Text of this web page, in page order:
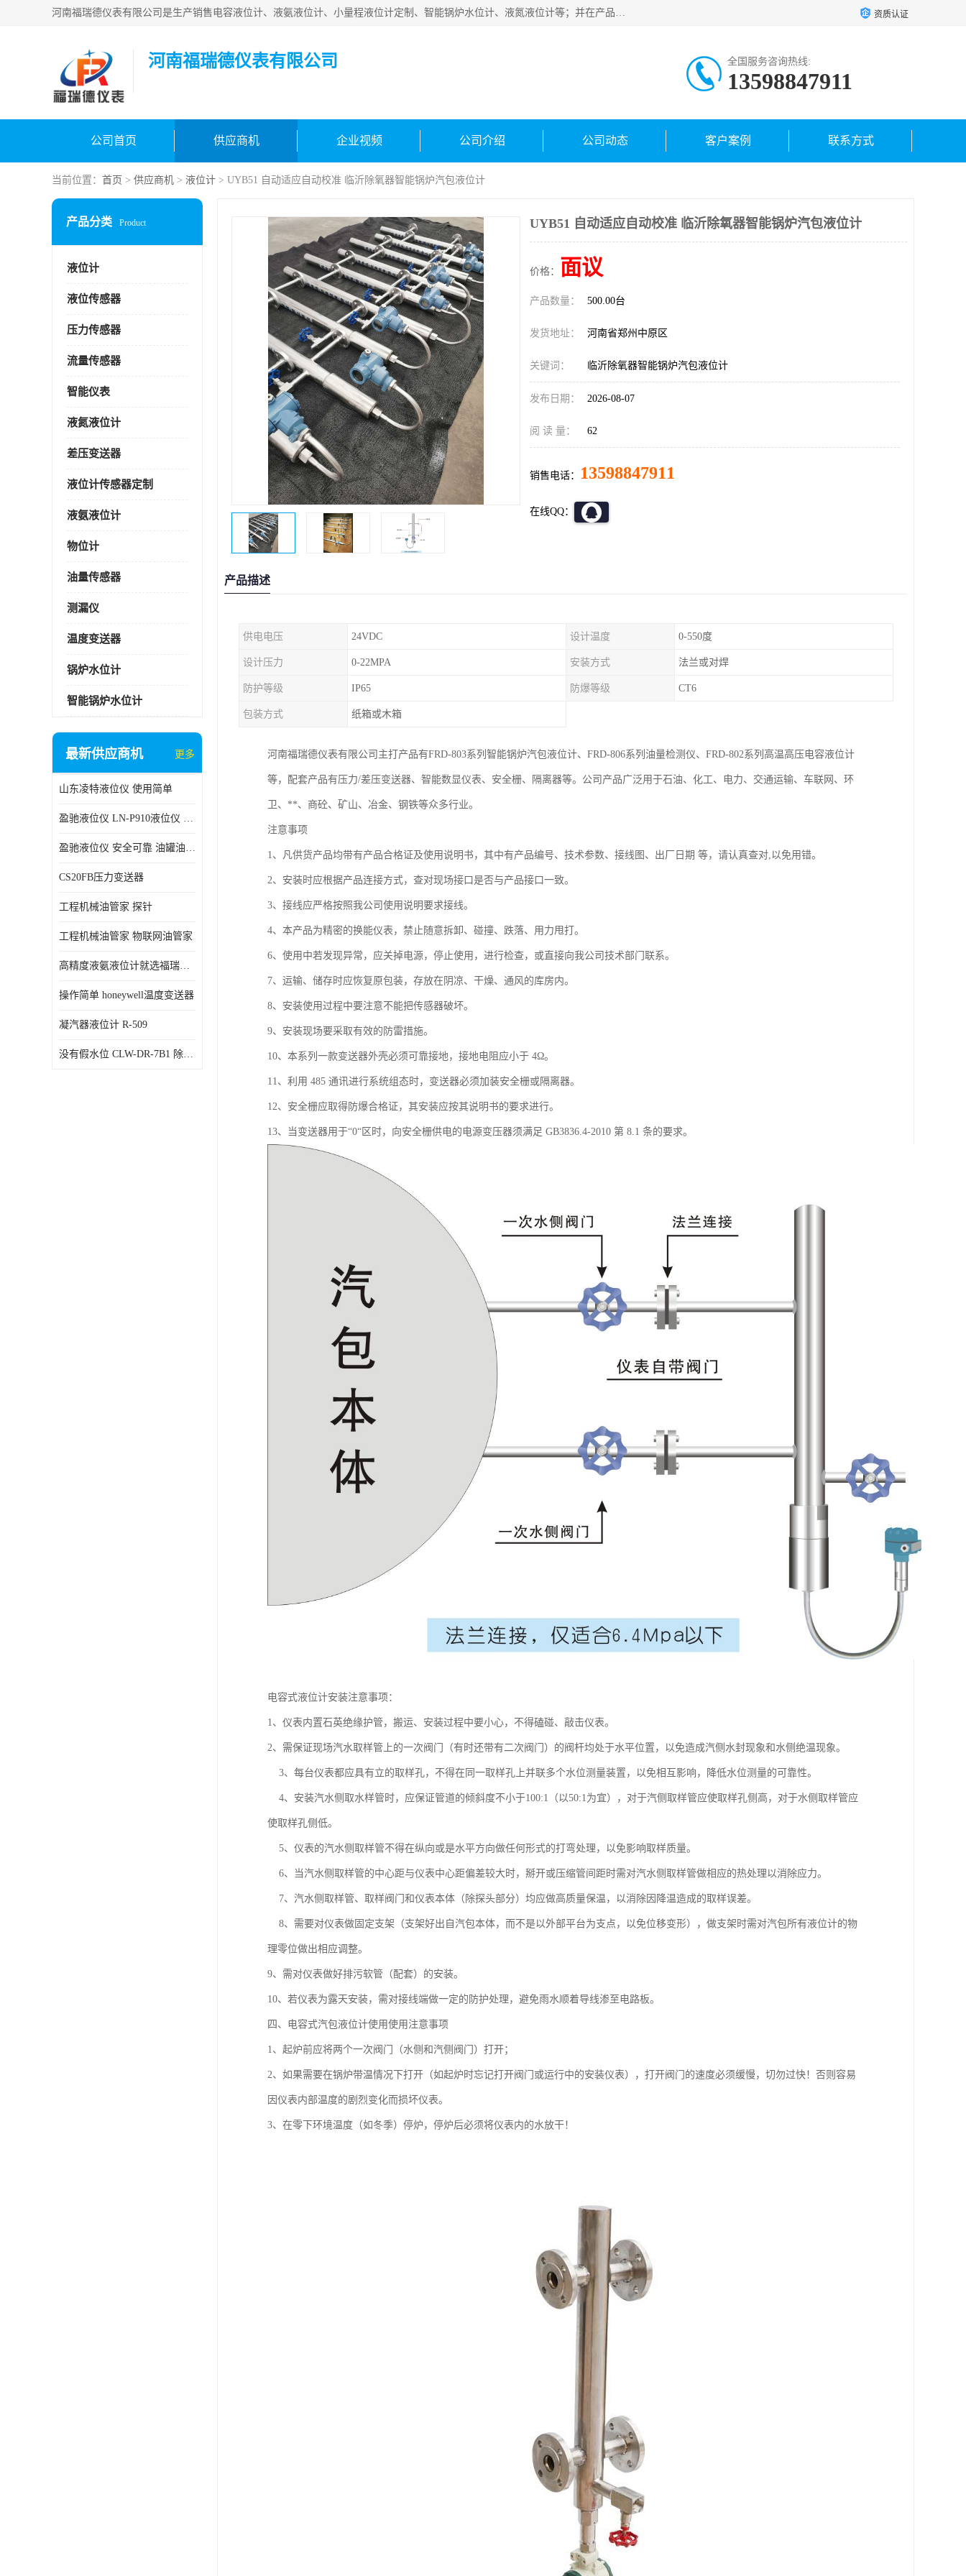
河南福瑞德仪表有限公司是生产销售电容液位计、液氨液位计、小量程液位计定制、智能锅炉水位计、液氮液位计等；并在产品开发、研制的过程中，吸取国内外仪器仪表的技术精华，建立了一支高、精、尖的科研开发队伍，使产品性能不断升级。 资质认证
河南福瑞德仪表有限公司 全国服务咨询热线:
13598847911
公司首页 供应商机 企业视频 公司介绍 公司动态 客户案例 联系方式
当前位置： 首页 > 供应商机 > 液位计 > UYB51 自动适应自动校准 临沂除氧器智能锅炉汽包液位计
产品分类 Product
液位计
液位传感器
压力传感器
流量传感器
智能仪表
液氮液位计
差压变送器
液位计传感器定制
液氨液位计
物位计
油量传感器
测漏仪
温度变送器
锅炉水位计
智能锅炉水位计
最新供应商机 更多
山东凌特液位仪 使用简单
盈驰液位仪 LN-P910液位仪 安全可靠
盈驰液位仪 安全可靠 油罐油位检测
CS20FB压力变送器
工程机械油管家 探针
工程机械油管家 物联网油管家
高精度液氨液位计就选福瑞德仪表
操作简单 honeywell温度变送器
凝汽器液位计 R-509
没有假水位 CLW-DR-7B1 除氧器水位测量
UYB51 自动适应自动校准 临沂除氧器智能锅炉汽包液位计
价格： 面议
产品数量： 500.00台
发货地址： 河南省郑州中原区
关键词： 临沂除氧器智能锅炉汽包液位计
发布日期： 2026-08-07
阅 读 量： 62
销售电话： 13598847911
在线QQ：
产品描述
供电电压 24VDC 设计温度 0-550度
设计压力 0-22MPA 安装方式 法兰或对焊
防护等级 IP65 防爆等级 CT6
包装方式 纸箱或木箱
河南福瑞德仪表有限公司主打产品有FRD-803系列智能锅炉汽包液位计、FRD-806系列油量检测仪、FRD-802系列高温高压电容液位计
等，配套产品有压力/差压变送器、智能数显仪表、安全栅、隔离器等。公司产品广泛用于石油、化工、电力、交通运输、车联网、环
卫、**、商砼、矿山、冶金、钢铁等众多行业。
注意事项
1、凡供货产品均带有产品合格证及使用说明书，其中有产品编号、技术参数、接线图、出厂日期 等，请认真查对,以免用错。
2、安装时应根据产品连接方式，查对现场接口是否与产品接口一致。
3、接线应严格按照我公司使用说明要求接线。
4、本产品为精密的换能仪表，禁止随意拆卸、碰撞、跌落、用力甩打。
6、使用中若发现异常，应关掉电源，停止使用，进行检查，或直接向我公司技术部门联系。
7、运输、储存时应恢复原包装，存放在阴凉、干燥、通风的库房内。
8、安装使用过程中要注意不能把传感器破坏。
9、安装现场要采取有效的防雷措施。
10、本系列一款变送器外壳必须可靠接地，接地电阻应小于 4Ω。
11、利用 485 通讯进行系统组态时，变送器必须加装安全栅或隔离器。
12、安全栅应取得防爆合格证，其安装应按其说明书的要求进行。
13、当变送器用于“0“区时，向安全栅供电的电源变压器须满足 GB3836.4-2010 第 8.1 条的要求。
电容式液位计安装注意事项：
1、仪表内置石英绝缘护管，搬运、安装过程中要小心，不得磕碰、敲击仪表。
2、需保证现场汽水取样管上的一次阀门（有时还带有二次阀门）的阀杆均处于水平位置，以免造成汽侧水封现象和水侧绝温现象。
3、每台仪表都应具有立的取样孔，不得在同一取样孔上并联多个水位测量装置，以免相互影响，降低水位测量的可靠性。
4、安装汽水侧取水样管时，应保证管道的倾斜度不小于100:1（以50:1为宜），对于汽侧取样管应使取样孔侧高，对于水侧取样管应
使取样孔侧低。
5、仪表的汽水侧取样管不得在纵向或是水平方向做任何形式的打弯处理，以免影响取样质量。
6、当汽水侧取样管的中心距与仪表中心距偏差较大时，掰开或压缩管间距时需对汽水侧取样管做相应的热处理以消除应力。
7、汽水侧取样管、取样阀门和仪表本体（除探头部分）均应做高质量保温，以消除因降温造成的取样误差。
8、需要对仪表做固定支架（支架好出自汽包本体，而不是以外部平台为支点，以免位移变形），做支架时需对汽包所有液位计的物
理零位做出相应调整。
9、需对仪表做好排污软管（配套）的安装。
10、若仪表为露天安装，需对接线端做一定的防护处理，避免雨水顺着导线渗至电路板。
四、电容式汽包液位计使用使用注意事项
1、起炉前应将两个一次阀门（水侧和汽侧阀门）打开；
2、如果需要在锅炉带温情况下打开（如起炉时忘记打开阀门或运行中的安装仪表），打开阀门的速度必须缓慢，切勿过快！否则容易
因仪表内部温度的剧烈变化而损坏仪表。
3、在零下环境温度（如冬季）停炉，停炉后必须将仪表内的水放干！